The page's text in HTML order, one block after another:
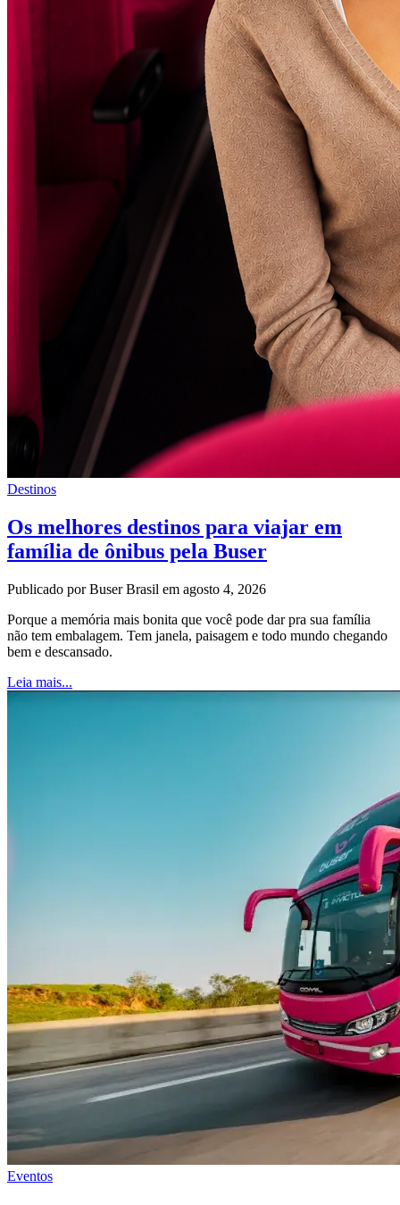
Destinos
Os melhores destinos para viajar em
família de ônibus pela Buser
Publicado por Buser Brasil em agosto 4, 2026
Porque a memória mais bonita que você pode dar pra sua família
não tem embalagem. Tem janela, paisagem e todo mundo chegando
bem e descansado.
Leia mais...
Eventos